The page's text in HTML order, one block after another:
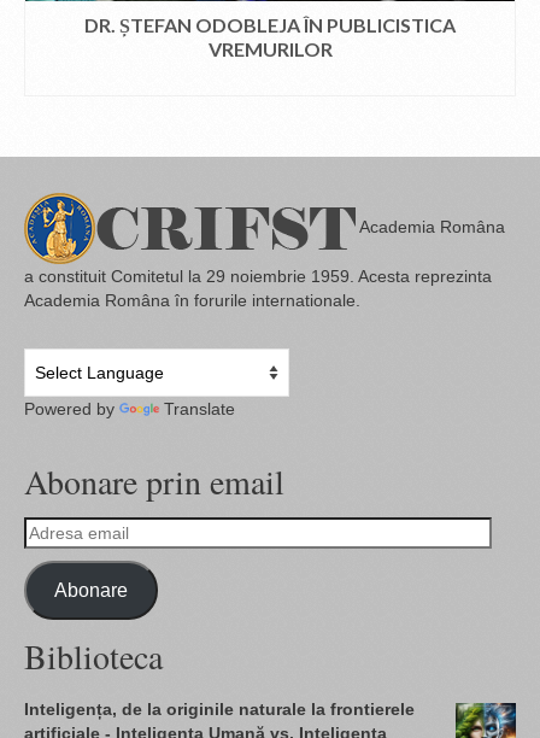
DR. ȘTEFAN ODOBLEJA ÎN PUBLICISTICA
VREMURILOR
Academia Româna
a constituit Comitetul la 29 noiembrie 1959. Acesta reprezinta
Academia Româna în forurile internationale.
Powered by Translate
Abonare prin email
Adresa
email
Abonare
Biblioteca
Inteligența, de la originile naturale la frontierele
artificiale - Inteligența Umană vs. Inteligența